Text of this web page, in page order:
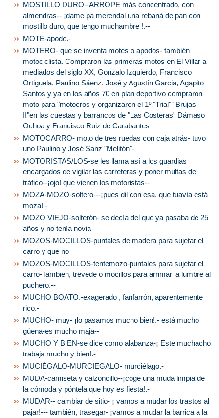
MOSTILLO DURO--ARROPE más concentrado, con
almendras-- ¡dame pa merendal una rebaná de pan con
mostillo duro, que tengo muchambre !.--
MOTE-apodo.-
MOTERO- que se inventa motes o apodos- también
motociclista. Compraron las primeras motos en El Villar a
mediados del siglo XX, Gonzalo Izquierdo, Francisco
Ortiguela, Paulino Sáenz, José y Agustín Garcia, Agapito
Santos y ya en los años 70 en plan deportivo compraron
moto para "motocros y organizaron el 1º "Trial" "Brujas
II"en las cuestas y barrancos de "Las Costeras" Dámaso
Ochoa y Francisco Ruiz de Carabantes
MOTOCARRO- moto de tres ruedas con caja atrás- tuvo
uno Paulino y José Sanz "Melitón"-
MOTORISTAS/LOS-se les llama así a los guardias
encargados de vigilar las carreteras y poner multas de
tráfico--¡ojo! que vienen los motoristas--
MOZA-MOZO-soltero---¡pues dil con esa, que tuavía está
moza!.-
MOZO VIEJO-solterón- se decía del que ya pasaba de 25
años y no tenía novia
MOZOS-MOCILLOS-puntales de madera para sujetar el
carro y que no
MOZOS-MOCILLOS-tentemozo-puntales para sujetar el
carro-También, trévede o mocillos para arrimar la lumbre al
puchero.--
MUCHO BOATO.-exagerado , fanfarrón, aparentemente
rico.-
MUCHO- muy- ¡lo pasamos mucho bien!.- está mucho
güena-es mucho maja--
MUCHO Y BIEN-se dice como alabanza-¡ Este muchacho
trabaja mucho y bien!.-
MUCIÉGALO-MURCIEGALO- murciélago.-
MUDA-camiseta y calzoncillo--¡coge una muda limpia de
la cómoda y póntela que hoy es fiesta!.-
MUDAR-- cambiar de sitio- ¡ vamos a mudar los trastos al
pajar!--- también, trasegar- ¡vamos a mudar la barrica a la